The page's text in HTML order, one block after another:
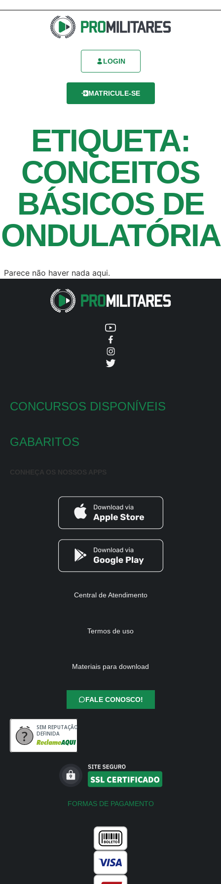
LOGIN
MATRICULE-SE
ETIQUETA:
CONCEITOS
BÁSICOS DE
ONDULATÓRIA
Parece não haver nada aqui.
CONCURSOS DISPONÍVEIS
GABARITOS
CONHEÇA OS NOSSOS APPS
Central de Atendimento
Termos de uso
Materiais para download
FALE CONOSCO!
SEM REPUTAÇÃO
DEFINIDA
FORMAS DE PAGAMENTO